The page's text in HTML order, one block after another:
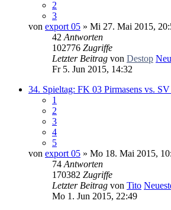
2
3
von export 05 » Mi 27. Mai 2015,
42 Antworten
102776 Zugriffe
Letzter Beitrag von Destop
Fr 5. Jun 2015, 14:32
34. Spieltag: FK 03 Pirmasens vs.
1
2
3
4
5
von export 05 » Mo 18. Mai 2015,
74 Antworten
170382 Zugriffe
Letzter Beitrag von Tito
Mo 1. Jun 2015, 22:49